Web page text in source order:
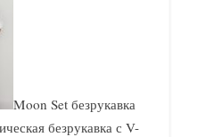
Moon Set безрукавка
безрукавка с V-